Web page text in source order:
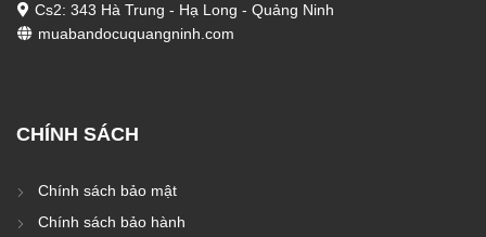
Cs2: 343 Hà Trung - Hạ Long - Quảng Ninh
muabandocuquangninh.com
CHÍNH SÁCH
Chính sách bảo mật
Chính sách bảo hành